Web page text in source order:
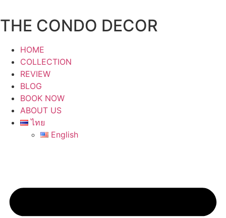
to
content
THE CONDO DECOR
HOME
COLLECTION
REVIEW
BLOG
BOOK NOW
ABOUT US
ไทย
English